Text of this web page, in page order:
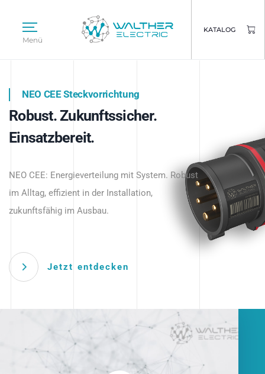
Menü
KATALOG
Intelligente Stromverteilung
beginnt hier.
NEO CEE Steckvorrichtung
Robust. Zukunftssicher.
Einsatzbereit.
NEO CEE: Energieverteilung mit System. Robust
im Alltag, effizient in der Installation,
zukunftsfähig im Ausbau.
Jetzt entdecken
Intelligenz trifft Energie.
Anwendungen – robust, IP-geschützt und
zukunftsfähig.